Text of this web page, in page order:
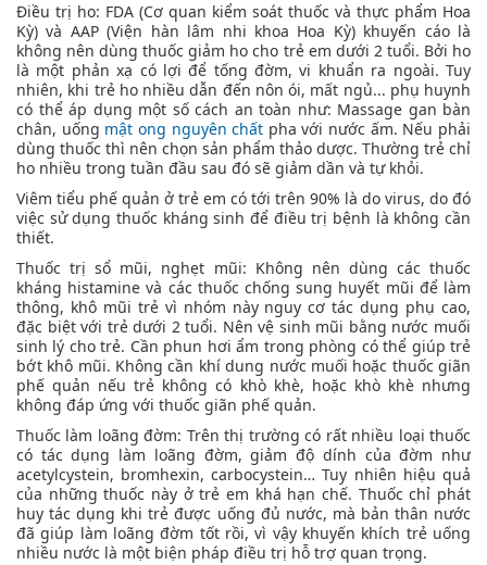
Điều trị ho: FDA (Cơ quan kiểm soát thuốc và thực phẩm Hoa
Kỳ) và AAP (Viện hàn lâm nhi khoa Hoa Kỳ) khuyến cáo là
không nên dùng thuốc giảm ho cho trẻ em dưới 2 tuổi. Bởi ho
là một phản xạ có lợi để tống đờm, vi khuẩn ra ngoài. Tuy
nhiên, khi trẻ ho nhiều dẫn đến nôn ói, mất ngủ... phụ huynh
có thể áp dụng một số cách an toàn như: Massage gan bàn
chân, uống mật ong nguyên chất pha với nước ấm. Nếu phải
dùng thuốc thì nên chọn sản phẩm thảo dược. Thường trẻ chỉ
ho nhiều trong tuần đầu sau đó sẽ giảm dần và tự khỏi.
Viêm tiểu phế quản ở trẻ em có tới trên 90% là do virus, do đó
việc sử dụng thuốc kháng sinh để điều trị bệnh là không cần
thiết.
Thuốc trị sổ mũi, nghẹt mũi: Không nên dùng các thuốc
kháng histamine và các thuốc chống sung huyết mũi để làm
thông, khô mũi trẻ vì nhóm này nguy cơ tác dụng phụ cao,
đặc biệt với trẻ dưới 2 tuổi. Nên vệ sinh mũi bằng nước muối
sinh lý cho trẻ. Cần phun hơi ẩm trong phòng có thể giúp trẻ
bớt khô mũi. Không cần khí dung nước muối hoặc thuốc giãn
phế quản nếu trẻ không có khò khè, hoặc khò khè nhưng
không đáp ứng với thuốc giãn phế quản.
Thuốc làm loãng đờm: Trên thị trường có rất nhiều loại thuốc
có tác dụng làm loãng đờm, giảm độ dính của đờm như
acetylcystein, bromhexin, carbocystein… Tuy nhiên hiệu quả
của những thuốc này ở trẻ em khá hạn chế. Thuốc chỉ phát
huy tác dụng khi trẻ được uống đủ nước, mà bản thân nước
đã giúp làm loãng đờm tốt rồi, vì vậy khuyến khích trẻ uống
nhiều nước là một biện pháp điều trị hỗ trợ quan trọng.